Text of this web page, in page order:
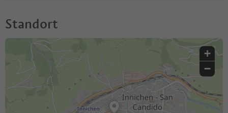
Standort
+
−